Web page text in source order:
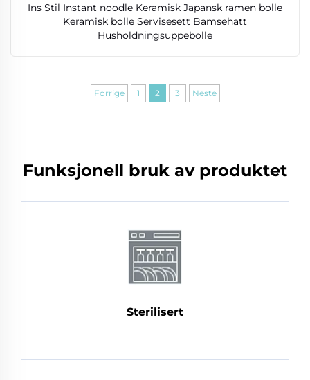
Ins Stil Instant noodle Keramisk Japansk ramen bolle
Keramisk bolle Servisesett Bamsehatt
Husholdningsuppebolle
Forrige 1 2 3 Neste
Funksjonell bruk av produktet
Sterilisert